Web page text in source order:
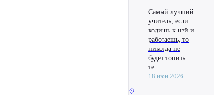
Самый лучший
учитель, если
ходишь к ней и
работаешь, то
никогда не
будет топить
те...
18 июн 2026